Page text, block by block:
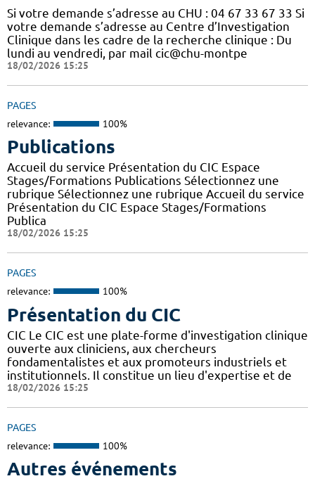
Si votre demande s’adresse au CHU : 04 67 33 67 33 Si
votre demande s’adresse au Centre d’Investigation
Clinique dans les cadre de la recherche clinique : Du
lundi au vendredi, par mail cic@chu-montpe
18/02/2026 15:25
PAGES
relevance: 100%
Publications
Accueil du service Présentation du CIC Espace
Stages/Formations Publications Sélectionnez une
rubrique Sélectionnez une rubrique Accueil du service
Présentation du CIC Espace Stages/Formations
Publica
18/02/2026 15:25
PAGES
relevance: 100%
Présentation du CIC
CIC Le CIC est une plate-forme d'investigation clinique
ouverte aux cliniciens, aux chercheurs
fondamentalistes et aux promoteurs industriels et
institutionnels. Il constitue un lieu d'expertise et de
18/02/2026 15:25
PAGES
relevance: 100%
Autres événements